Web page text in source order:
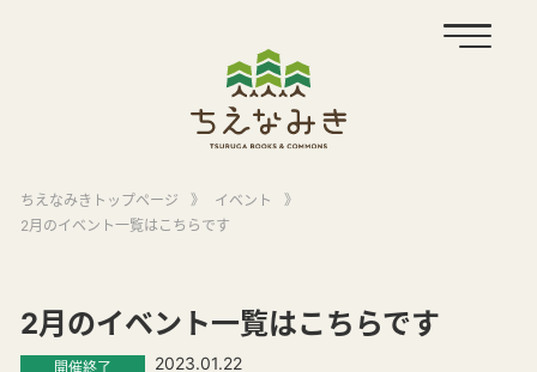
ちえなみきトップページ 》 イベント
》
2月のイベント一覧はこちらです
2月のイベント一覧はこちらです
開催終了 2023.01.22